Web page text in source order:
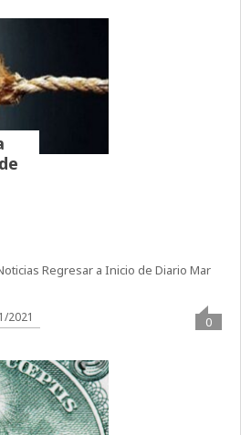
Regresar a Inicio de Diario Mar
2021 0